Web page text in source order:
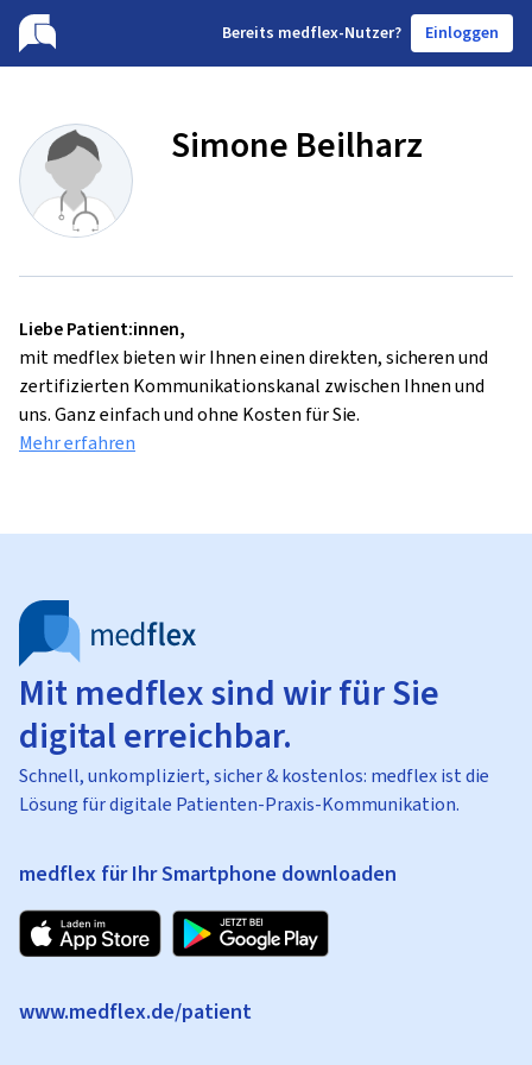
Bereits medflex-Nutzer? Einloggen
Simone Beilharz
Liebe Patient:innen,
mit medflex bieten wir Ihnen einen direkten, sicheren und
zertifizierten Kommunikationskanal zwischen Ihnen und
uns. Ganz einfach und ohne Kosten für Sie.
Mehr erfahren
Mit medflex sind wir für Sie
digital erreichbar.
Schnell, unkompliziert, sicher & kostenlos: medflex ist die
Lösung für digitale Patienten-Praxis-Kommunikation.
medflex für Ihr Smartphone downloaden
www.medflex.de/patient